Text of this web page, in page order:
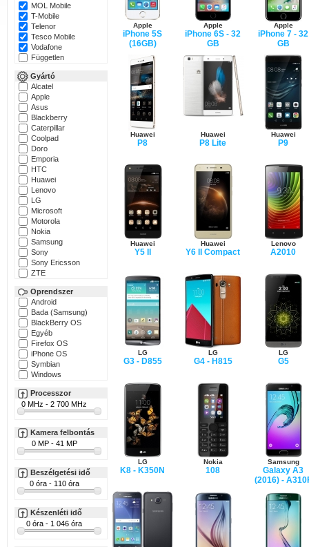
MOL Mobile
T-Mobile
Telenor
Tesco Mobile
Vodafone
Független
Gyártó
Alcatel
Apple
Asus
Blackberry
Caterpillar
Coolpad
Doro
Emporia
HTC
Huawei
Lenovo
LG
Microsoft
Motorola
Nokia
Samsung
Sony
Sony Ericsson
ZTE
Oprendszer
Android
Bada (Samsung)
BlackBerry OS
Egyéb
Firefox OS
iPhone OS
Symbian
Windows
Processzor
Kamera felbontás
Beszélgetési idő
Készenléti idő
Apple
iPhone 5S
(16GB)
Apple
iPhone 6S - 32
GB
Apple
iPhone 7 - 32
GB
Huawei
P8
Huawei
P8 Lite
Huawei
P9
Huawei
Y5 II
Huawei
Y6 II Compact
Lenovo
A2010
LG
G3 - D855
LG
G4 - H815
LG
G5
LG
K8 - K350N
Nokia
108
Samsung
Galaxy A3
(2016) -